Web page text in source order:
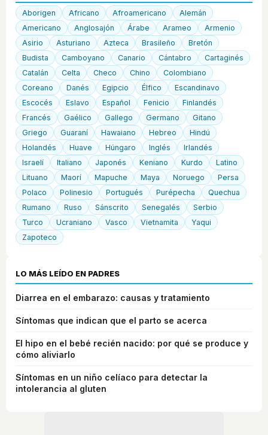
Aborigen Africano Afroamericano
Alemán
Americano
Anglosajón Árabe Arameo
Armenio
Asirio
Asturiano Azteca Brasileño
Bretón
Budista
Camboyano Canario Cántabro
Cartaginés
Catalán
Celta Checo Chino
Colombiano
Coreano
Danés Egipcio Élfico
Escandinavo
Escocés
Eslavo Español Fenicio
Finlandés
Francés
Gaélico Gallego Germano
Gitano
Griego
Guaraní Hawaiano Hebreo
Hindú
Holandés
Huave Húngaro Inglés
Irlandés
Israelí
Italiano Japonés Keniano Kurdo
Latino
Lituano
Maorí Mapuche Maya Noruego
Persa
Polaco
Polinesio Portugués Purépecha
Quechua
Rumano
Ruso Sánscrito Senegalés
Serbio
Turco
Ucraniano Vasco Vietnamita
Yaqui
Zapoteco
LO MÁS LEÍDO EN PADRES
Diarrea en el embarazo: causas y tratamiento
Síntomas que indican que el parto se acerca
El hipo en el bebé recién nacido: por qué se produce y
cómo aliviarlo
Síntomas en un niño celíaco para detectar la
intolerancia al gluten